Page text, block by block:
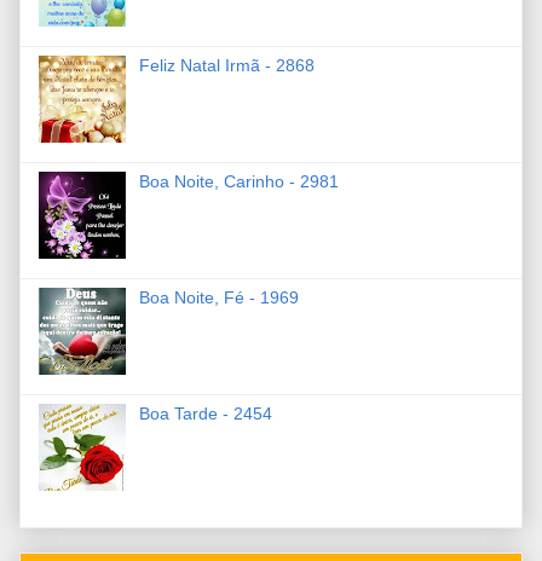
Feliz Natal Irmã - 2868
Boa Noite, Carinho - 2981
Boa Noite, Fé - 1969
Boa Tarde - 2454